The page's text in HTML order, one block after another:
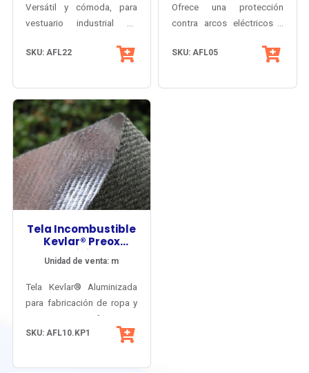
Versátil y cómoda, para
vestuario industrial de
Repentino y Arco Eléctrico,
y resistencia a las
salpicaduras de Ácidos.
antiestático.
SKU: AFL22
Ofrece una protección
contra arcos eléctricos y
ligero y cómodo.
SKU: AFL05
Tela Incombustible
Kevlar® Preox
Aluminizado
Unidad de venta: m
Tela Kevlar® Aluminizada
para fabricación de ropa y
accesorios refractarios.
Aplicación industrial, en
delantales, pecheras,
SKU: AFL10.KP1